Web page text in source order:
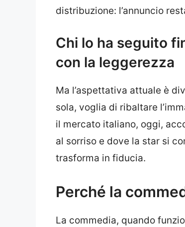
distribuzione: l’annuncio
Chi lo ha seguito
con la leggerezza
Ma l’aspettativa attuale è
sola, voglia di ribaltare
il mercato italiano, oggi,
al sorriso e dove la star si
trasforma in fiducia.
Perché la
La commedia, quando